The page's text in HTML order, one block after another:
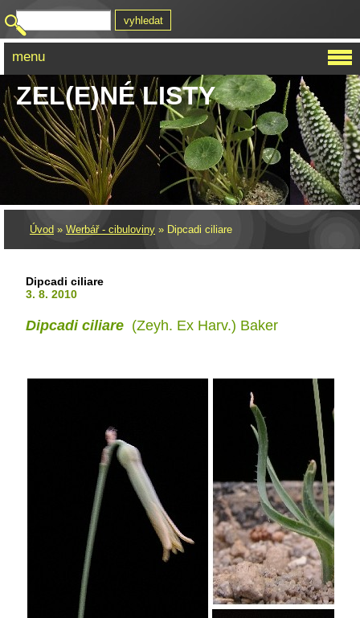
ZEL(E)NÉ LISTY
Úvod » Werbář - cibuloviny » Dipcadi ciliare
Dipcadi ciliare
3. 8. 2010
Dipcadi ciliare (Zeyh. Ex Harv.) Baker
menu